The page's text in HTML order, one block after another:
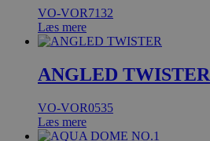
VO-VOR7132
Læs mere
ANGLED TWISTER
VO-VOR0535
Læs mere